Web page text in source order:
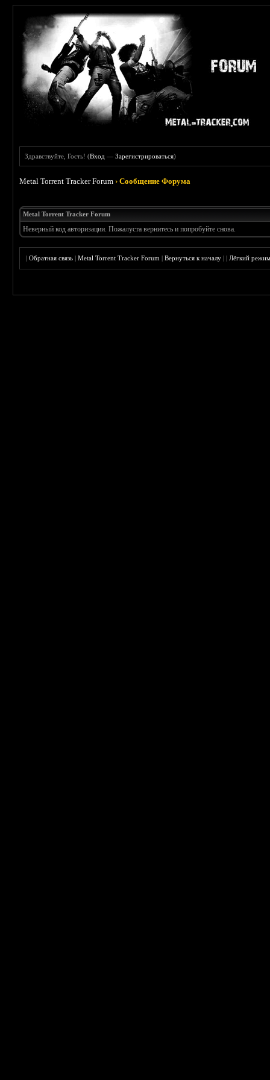
Здравствуйте, Гость! (Вход —Зарегистрироваться)
Metal Torrent Tracker Forum ›Сообщение Форума
Metal Torrent Tracker Forum
Неверный код авторизации. Пожалуста вернитесь и попробуйте снова.
|Обратная связь |Metal Torrent Tracker Forum |Вернуться к началу ||Лёгкий